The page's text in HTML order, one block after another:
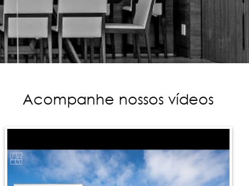
Acompanhe nossos vídeos